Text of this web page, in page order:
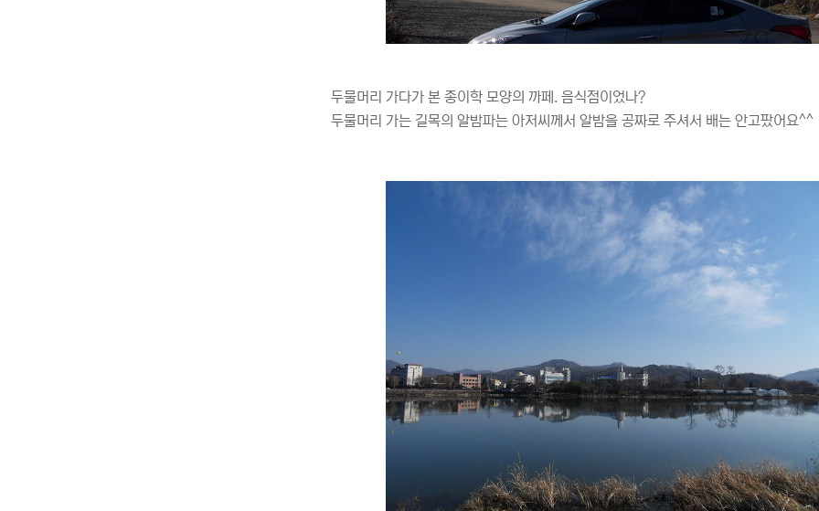
두물머리 가다가 본 종이학 모양의 까페. 음식점이었나?
두물머리 가는 길목의 알밤파는 아저씨께서 알밤을 공짜로 주셔서 배는 안고팠어요^^